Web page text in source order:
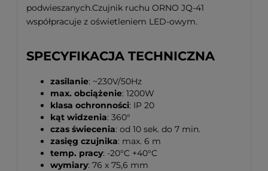
podwieszanych.Czujnik ruchu ORNO JQ-41
współpracuje z oświetleniem LED-owym.
SPECYFIKACJA TECHNICZNA
zasilanie: ~230V/50Hz
max. obciążenie: 1200W
klasa ochronności: IP 20
kąt widzenia: 360°
czas świecenia: od 10 sek. do 7 min.
zasięg czujnika: max. 6 m
temp. pracy: -20°C +40°C
wymiary: 76 x 75,6 mm